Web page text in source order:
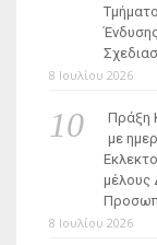
8 Ιουλίου 2026
Πράξη
με
μέλους
8 Ιουλίου 2026